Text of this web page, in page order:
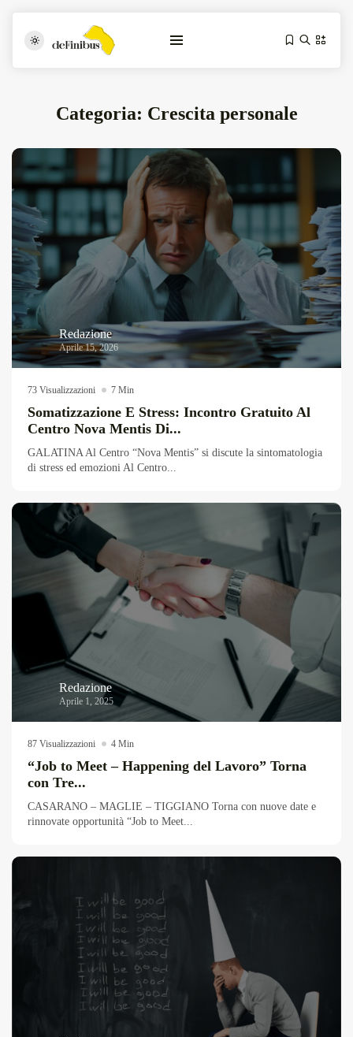
Iosonouncane A Lecce: Concerto Acustico...
Luglio 17, 2026 13 Min
Tarantarte Al Festival De Fès...
Giugno 4, 2026 15 Min
Overdrive Fest A Matino: Il...
Categoria: Crescita personale
Redazione
Aprile 15, 2026
73 Visualizzazioni 7 Min
Somatizzazione E Stress: Incontro Gratuito Al
Centro Nova Mentis Di...
GALATINA Al Centro “Nova Mentis” si discute la sintomatologia
di stress ed emozioni Al Centro...
Redazione
Aprile 1, 2025
87 Visualizzazioni 4 Min
“Job to Meet – Happening del Lavoro” Torna
con Tre...
CASARANO – MAGLIE – TIGGIANO Torna con nuove date e
rinnovate opportunità “Job to Meet...